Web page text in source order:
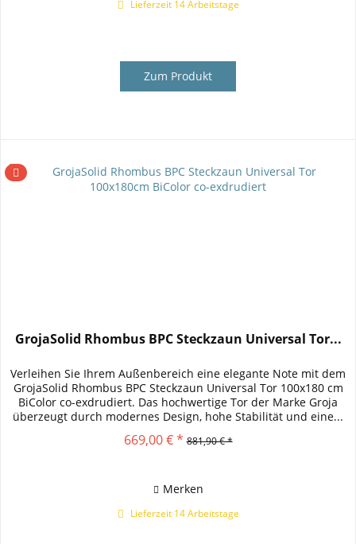
Lieferzeit 14 Arbeitstage
Zum Produkt
GrojaSolid Rhombus BPC Steckzaun Universal Tor...
Verleihen Sie Ihrem Außenbereich eine elegante Note mit dem
GrojaSolid Rhombus BPC Steckzaun Universal Tor 100x180 cm
BiColor co-exdrudiert. Das hochwertige Tor der Marke Groja
überzeugt durch modernes Design, hohe Stabilität und eine...
669,00 € * 881,90 € *
Merken
Lieferzeit 14 Arbeitstage